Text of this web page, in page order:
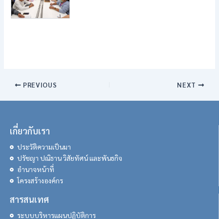
PREVIOUS NEXT
เกี่ยวกับเรา
ประวัติความเป็นมา
ปรัชญา ปณิธาน วิสัยทัศน์ และพันธกิจ
อำนาจหน้าที่
โครงสร้างองค์กร
สารสนเทศ
ระบบบริหารแผนปฏิบัติการ